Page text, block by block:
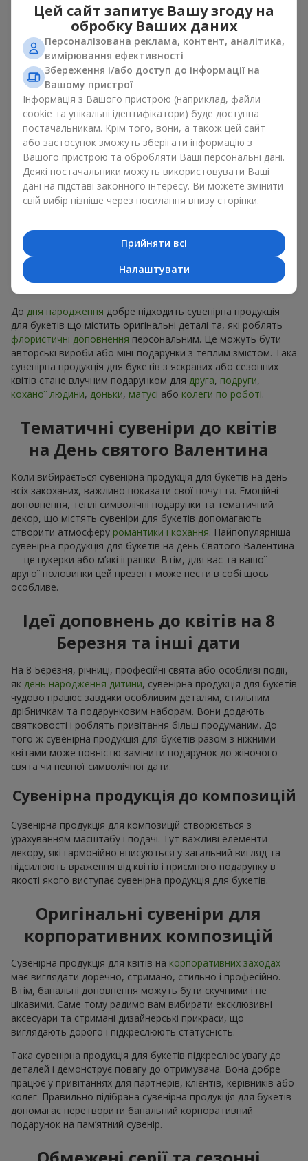
Для яскравих є сенс використати більш сміливі додаткові
акценти, як вишуканіцукеркичи дорогі сувеніри.
Сувенірна продукція для букетів повинна вибиратись,
враховуючи й привід, і людину, якій адресований подарунок.
Якщо сумніваєтесь, яка сувенірна продукція для букетів вам
потрібна — обирайте універсальні маленькі приємності,
широкий вибір яких знайдеться у нашому каталозі.
Сувеніри до букетів на різні свята
Свято задає настрій, а сувенірна продукція для букетів його
підкреслює. Саме тому сувеніри для квітів часто обирають з
урахуванням дати та події. В нашому асортименті
знайдеться сувенірна продукція для букетів, що підійде до
бюджет.
Сувенірна продукція до
букетів на День народження
До дня народження добре підходить сувенірна продукція
для букетів що містить оригінальні деталі та, які роблять
флористичні доповнення персональним. Це можуть бути
авторські вироби або міні-подарунки з теплим змістом. Така
сувенірна продукція для букетів з яскравих або сезонних
квітів стане влучним подарунком для друга, подруги,
коханої людини, доньки, матусі або колеги по роботі.
Тематичні сувеніри до квітів
на День святого Валентина
Коли вибирається сувенірна продукція для букетів на день
всіх закоханих, важливо показати свої почуття. Емоційні
доповнення, теплі символічні подарунки та тематичний
декор, що містять сувеніри для букетів допомагають
створити атмосферу романтики і кохання. Найпопулярніша
сувенірна продукція для букетів на день Святого Валентина
— це цукерки або м’які іграшки. Втім, для вас та вашої
другої половинки цей презент може нести в собі щось
особливе.
Ідеї доповнень до квітів на 8
Березня та інші дати
На 8 Березня, річниці, професійні свята або особливі події,
як день народження дитини, сувенірна продукція для букетів
чудово працює завдяки особливим деталям, стильним
дрібничкам та подарунковим наборам. Вони додають
святковості і роблять привітання більш продуманим. До
того ж сувенірна продукція для букетів разом з ніжними
квітами може повністю замінити подарунок до жіночого
свята чи певної символічної дати.
Сувенірна продукція до композицій
Сувенірна продукція для композицій створюється з
урахуванням масштабу і подачі. Тут важливі елементи
декору, які гармонійно вписуються у загальний вигляд та
підсилюють враження від квітів і приємного подарунку в
якості якого виступає сувенірна продукція для букетів.
Оригінальні сувеніри для
корпоративних композицій
Сувенірна продукція для квітів на корпоративних заходах
має виглядати доречно, стримано, стильно і професійно.
Втім, банальні доповнення можуть бути скучними і не
цікавими. Саме тому радимо вам вибирати ексклюзивні
аксесуари та стримані дизайнерські прикраси, що
виглядають дорого і підкреслюють статусність.
Така сувенірна продукція для букетів підкреслює увагу до
деталей і демонструє повагу до отримувача. Вона добре
працює у привітаннях для партнерів, клієнтів, керівників або
колег. Правильно підібрана сувенірна продукція для букетів
допомагає перетворити банальний корпоративний
подарунок на пам’ятний сувенір.
Цей сайт запитує Вашу згоду на
обробку Ваших даних
Персоналізована реклама, контент, аналітика,
вимірювання ефективності
Збереження і/або доступ до інформації на
Вашому пристрої
Інформація з Вашого пристрою (наприклад, файли
cookie та унікальні ідентифікатори) буде доступна
постачальникам. Крім того, вони, а також цей сайт
або застосунок зможуть зберігати інформацію з
Вашого пристрою та обробляти Ваші персональні дані.
Деякі постачальники можуть використовувати Ваші
дані на підставі законного інтересу. Ви можете змінити
свій вибір пізніше через посилання внизу сторінки.
Прийняти всі
Налаштувати